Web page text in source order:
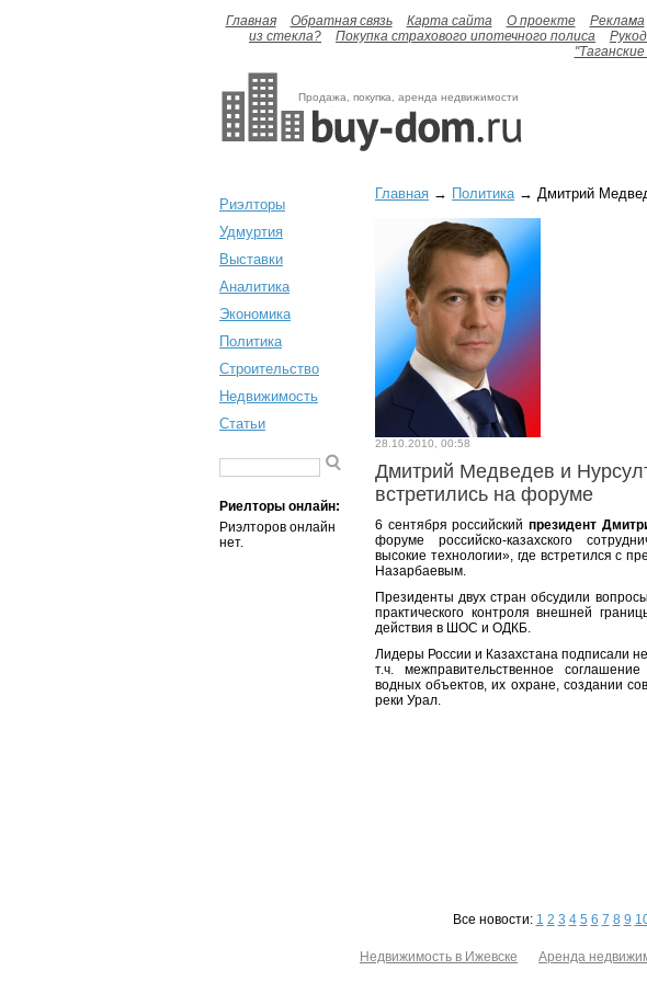
Главная Обратная связь Карта сайта О проекте Реклама
из стекла?
Покупка страхового ипотечного полиса
Продажа, покупка, аренда недвижимости
Риэлторы
Удмуртия
Выставки
Аналитика
Экономика
Политика
Строительство
Недвижимость
Статьи
Риелторы онлайн:
Риэлторов онлайн
нет.
Главная → Политика→ Дмитрий
28.10.2010, 00:58
Дмитрий Медведев и
встретились на форуме
6 сентября российский президент
форуме российско-казахского
высокие технологии», где встретился с
Назарбаевым.
Президенты двух стран обсудили
практического контроля внешней
действия в ШОС и ОДКБ.
Лидеры России и Казахстана подписали
т.ч. межправительственное
водных объектов, их охране, создании
реки Урал.
Все новости: 1 2 3 4 5 6 7 8 9
Недвижимость в Ижевске Аренда